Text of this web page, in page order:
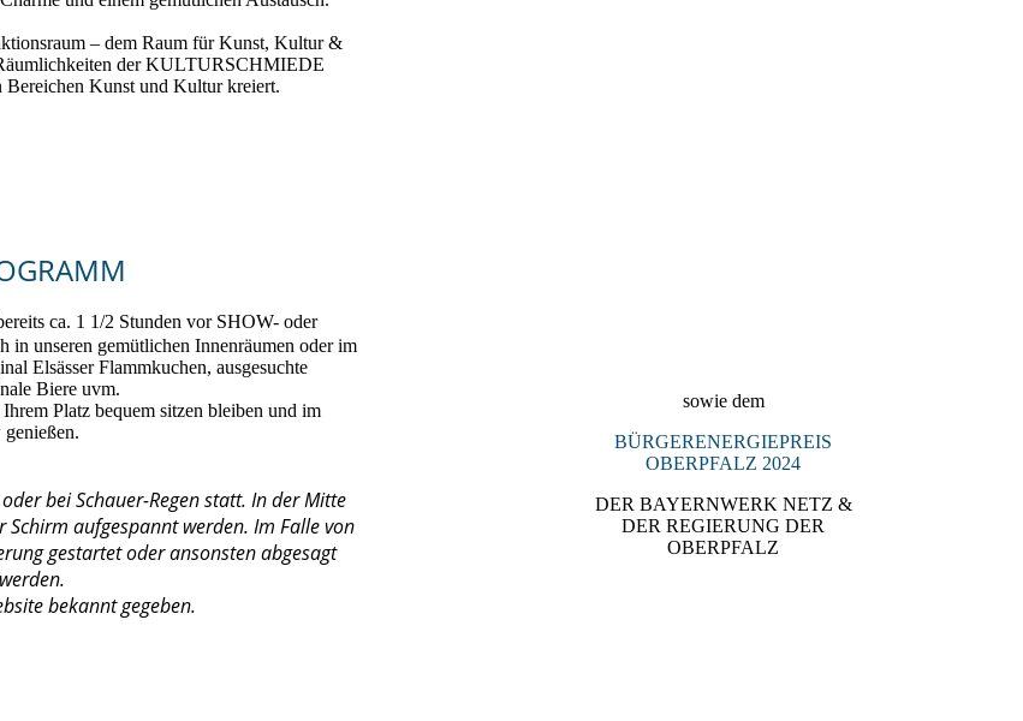
– dem Raum für Kunst, Kultur &
der KULTURSCHMIEDE
Bereichen Kunst und Kultur kreiert.
ca. 1 1/2 Stunden vor SHOW- oder
unseren gemütlichen Innenräumen oder im
Elsässer Flammkuchen, ausgesuchte
Biere uvm.
Platz bequem sitzen bleiben und im
oder bei Schauer-Regen statt. In der Mitte
aufgespannt werden. Im Falle von
gestartet oder ansonsten abgesagt
bekannt gegeben.
sowie dem
BÜRGERENERGIEPREIS
OBERPFALZ 2024
DER BAYERNWERK NETZ &
DER REGIERUNG DER
OBERPFALZ